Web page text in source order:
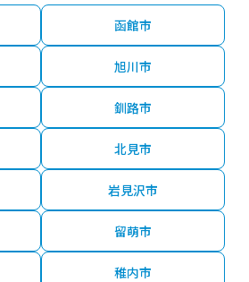
函館市
旭川市
釧路市
北見市
岩見沢市
留萌市
稚内市